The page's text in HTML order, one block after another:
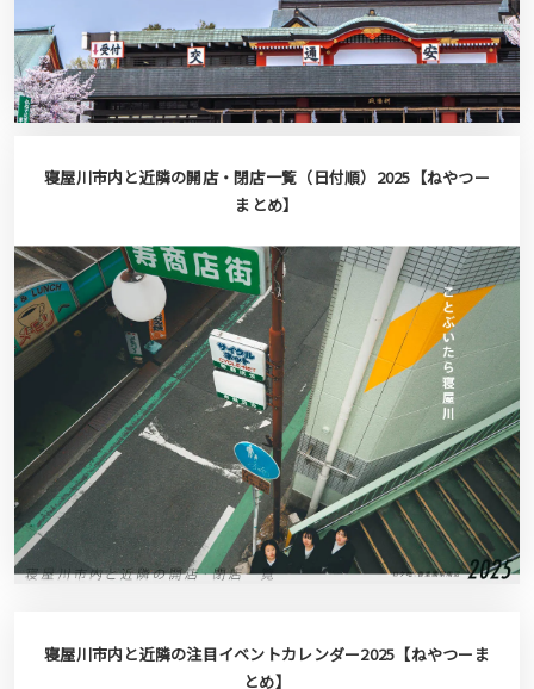
寝屋川市内と近隣の開店・閉店一覧（日付順）2025【ねやつー
まとめ】
寝屋川市内と近隣の注目イベントカレンダー2025【ねやつーま
とめ】